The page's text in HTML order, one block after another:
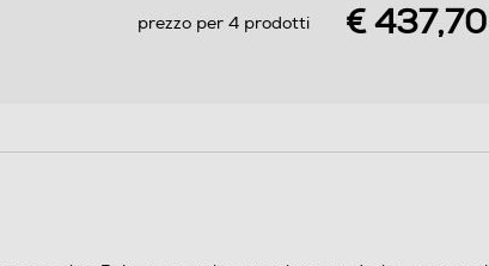
prezzo per 4 prodotti € 437,70